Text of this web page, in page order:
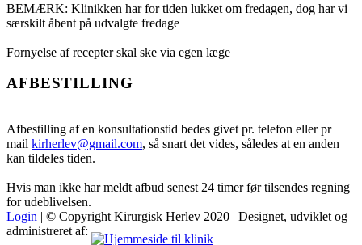
BEMÆRK: Klinikken har for tiden lukket om fredagen, dog har vi
særskilt åbent på udvalgte fredage
Fornyelse af recepter skal ske via egen læge
AFBESTILLING
Afbestilling af en konsultationstid bedes givet pr. telefon eller pr
mail kirherlev@gmail.com, så snart det vides, således at en anden
kan tildeles tiden.
Hvis man ikke har meldt afbud senest 24 timer før tilsendes regning
for udeblivelsen.
Login | © Copyright Kirurgisk Herlev 2020 | Designet, udviklet og
administreret af: